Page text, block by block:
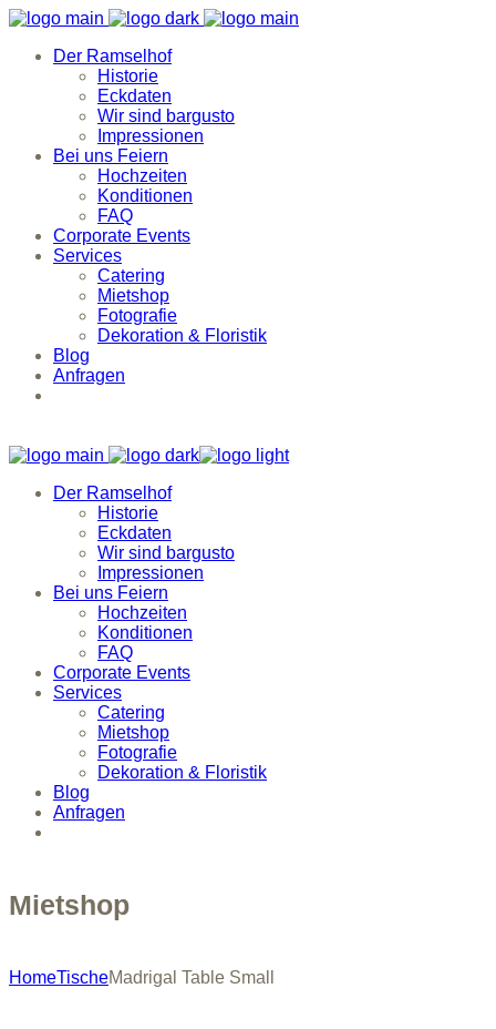
Der Ramselhof
Historie
Eckdaten
Wir sind bargusto
Impressionen
Bei uns Feiern
Hochzeiten
Konditionen
FAQ
Corporate Events
Services
Catering
Mietshop
Fotografie
Dekoration & Floristik
Blog
Anfragen
Der Ramselhof
Historie
Eckdaten
Wir sind bargusto
Impressionen
Bei uns Feiern
Hochzeiten
Konditionen
FAQ
Corporate Events
Services
Catering
Mietshop
Fotografie
Dekoration & Floristik
Blog
Anfragen
Mietshop
HomeTischeMadrigal Table Small